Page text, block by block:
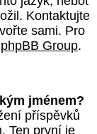
Kontaktujte
sami. Pro
phpBB Group.
jménem?
příspěvků
Ten první je